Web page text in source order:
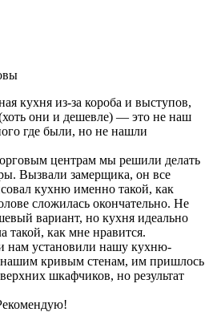
кухня из-за короба и выступов,
они и дешевле) — это не наш
где были, но не нашли
центрам мы решили делать
Вызвали замерщика, он все
кухню именно такой, как
сложилась окончательно. Не
вариант, но кухня идеально
такой, как мне нравится.
нам установили нашу кухню-
нашим кривым стенам, им пришлось
шкафчиков, но результат